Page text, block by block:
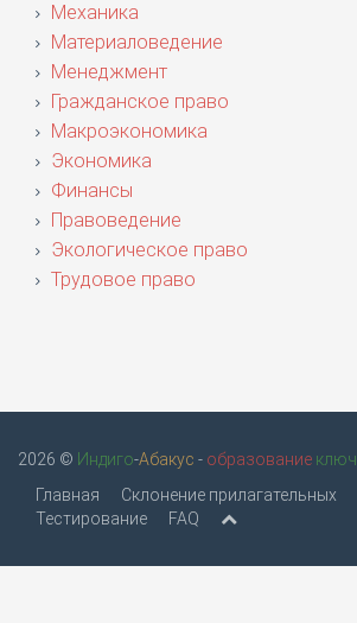
Механика
Материаловедение
Менеджмент
Гражданское право
Макроэкономика
Экономика
Финансы
Правоведение
Экологическое право
Трудовое право
2026 © Индиго-Абакус - образование ключ
Главная
Склонение прилагательных
Тестирование
FAQ